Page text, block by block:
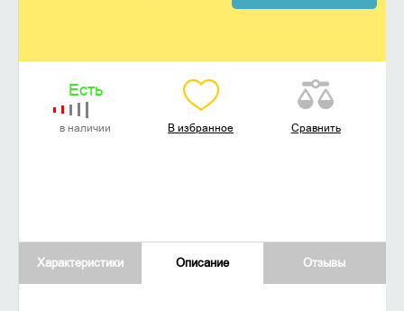
Есть
в наличии В избранное Сравнить
Характеристики Описание Отзывы